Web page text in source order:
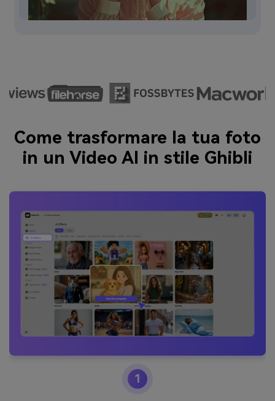
Come trasformare la tua foto
in un Video AI in stile Ghibli
1